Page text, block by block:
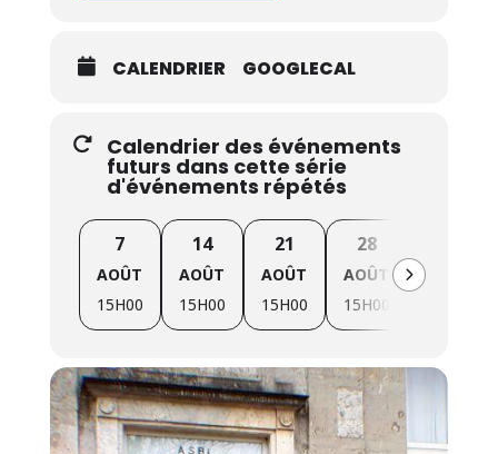
CALENDRIER GOOGLECAL
Calendrier des événements
futurs dans cette série
d'événements répétés
7
AOÛT
15H00
14
AOÛT
15H00
21
AOÛT
15H00
28
AOÛT
15H00